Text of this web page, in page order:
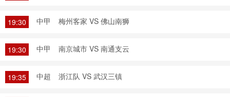
19:30 中甲 梅州客家 VS 佛山南狮
19:30 中甲 南京城市 VS 南通支云
19:35 中超 浙江队 VS 武汉三镇